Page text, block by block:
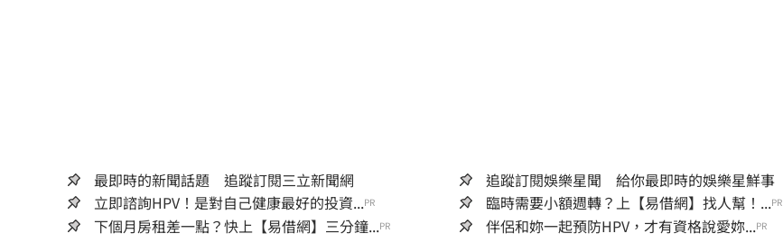
最即時的新聞話題 追蹤訂閱三立新聞網
追蹤訂閱娛樂星聞 給你最即時的娛樂星鮮事
立即諮詢HPV！是對自己健康最好的投資...PR 臨時需要小額週轉？上【易借網】找人幫！...PR
下個月房租差一點？快上【易借網】三分鐘...PR 伴侶和妳一起預防HPV，才有資格說愛妳...PR